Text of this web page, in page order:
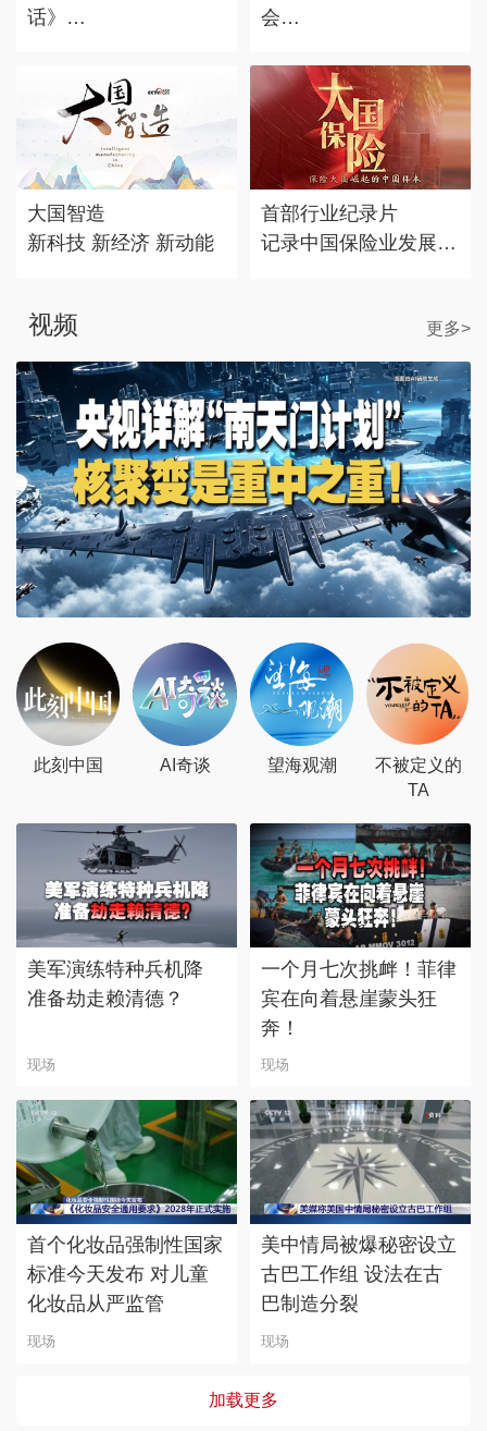
话》
会
遇。
大国智造
新科技 新经济 新动能
首部行业纪录片
记录中国保险业发展历
视频 更多>
此刻中国 AI奇谈 望海观潮
不被定义的
TA
美军演练特种兵机降
准备劫走赖清德？
现场
一个月七次挑衅！菲律
宾在向着悬崖蒙头狂
奔！
现场
首个化妆品强制性国家
标准今天发布 对儿童
化妆品从严监管
现场
美中情局被爆秘密设立
古巴工作组 设法在古
巴制造分裂
现场
加载更多